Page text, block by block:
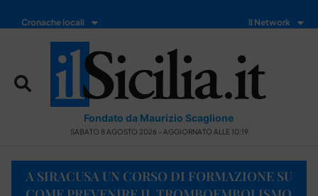
Cronache locali Il Network
Fondato da Maurizio Scaglione
SABATO 8 AGOSTO 2026 - AGGIORNATO ALLE 10:19
A SIRACUSA UN CORSO DI FORMAZIONE SU